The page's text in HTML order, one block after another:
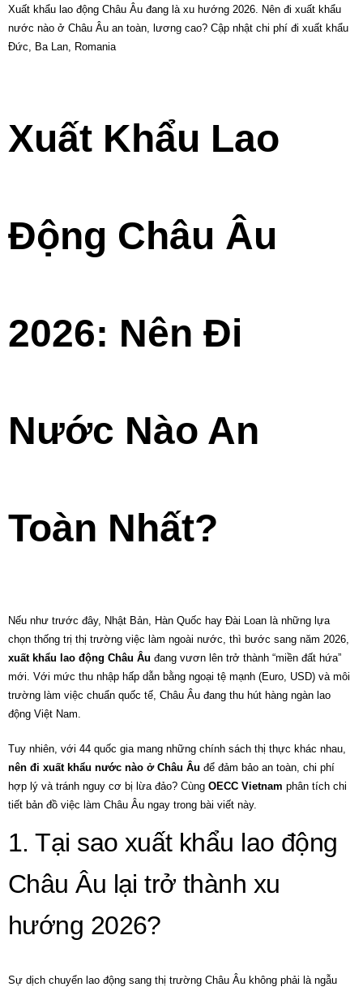
Xuất khẩu lao động Châu Âu đang là xu hướng 2026. Nên đi xuất khẩu
nước nào ở Châu Âu an toàn, lương cao? Cập nhật chi phí đi xuất khẩu
Đức, Ba Lan, Romania
Xuất Khẩu Lao
Động Châu Âu
2026: Nên Đi
Nước Nào An
Toàn Nhất?
Nếu như trước đây, Nhật Bản, Hàn Quốc hay Đài Loan là những lựa
chọn thống trị thị trường việc làm ngoài nước, thì bước sang năm 2026,
xuất khẩu lao động Châu Âu đang vươn lên trở thành “miền đất hứa”
mới. Với mức thu nhập hấp dẫn bằng ngoại tệ mạnh (Euro, USD) và môi
trường làm việc chuẩn quốc tế, Châu Âu đang thu hút hàng ngàn lao
động Việt Nam.
Tuy nhiên, với 44 quốc gia mang những chính sách thị thực khác nhau,
nên đi xuất khẩu nước nào ở Châu Âu để đảm bảo an toàn, chi phí
hợp lý và tránh nguy cơ bị lừa đảo? Cùng OECC Vietnam phân tích chi
tiết bản đồ việc làm Châu Âu ngay trong bài viết này.
1. Tại sao xuất khẩu lao động
Châu Âu lại trở thành xu
hướng 2026?
Sự dịch chuyển lao động sang thị trường Châu Âu không phải là ngẫu